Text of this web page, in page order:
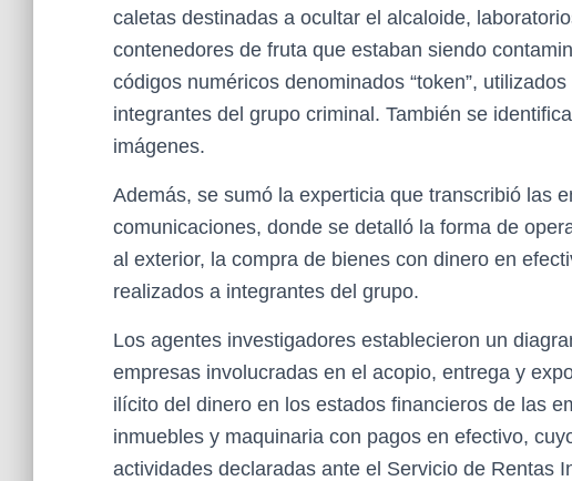
caletas destinadas a ocultar el alcaloide,
contenedores de fruta que estaban siendo
códigos numéricos denominados “token”,
integrantes del grupo criminal. También se
imágenes.
Además, se sumó la experticia que transcribió las
comunicaciones, donde se detalló la forma de
al exterior, la compra de bienes con dinero en
realizados a integrantes del grupo.
Los agentes investigadores establecieron un
empresas involucradas en el acopio, entrega y
ilícito del dinero en los estados financieros de las
inmuebles y maquinaria con pagos en efectivo,
actividades declaradas ante el Servicio de Rentas